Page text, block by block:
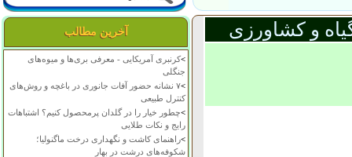
آخرین مطالب
>کرنبری آمریکایی - معرفی بری‌ها و میوه‌های
جنگلی
>
۷ نشانه حضور آفات جانوری در باغچه و روش‌های
کنترل طبیعی
>چطور خیار را در گلدان پرمحصول کنیم؟ اشتباهات
رایج و نکات طلایی
>راهنمای کاشت و نگهداری درخت ماگنولیا؛
شکوفه‌های درشت در بهار
و کشاورزی